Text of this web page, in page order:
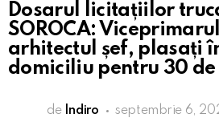
Dosarul licitațiilor
SOROCA:
arhitectul șef, plasați
domiciliu pentru 30 de
de Indiro septembrie 6,